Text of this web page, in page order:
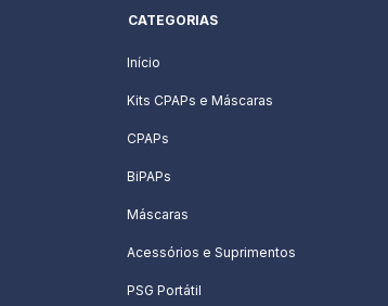
CATEGORIAS
Início
Kits CPAPs e Máscaras
CPAPs
BiPAPs
Máscaras
Acessórios e Suprimentos
PSG Portátil